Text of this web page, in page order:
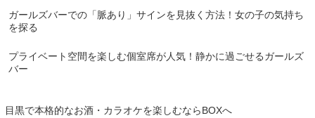
ガールズバーでの「脈あり」サインを見抜く方法！女の子の気持ち
を探る
プライベート空間を楽しむ個室席が人気！静かに過ごせるガールズ
バー
目黒で本格的なお酒・カラオケを楽しむならBOXへ